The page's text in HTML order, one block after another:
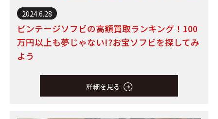
2024.6.28
ビンテージソフビの高額買取ランキング！100
万円以上も夢じゃない!?お宝ソフビを探してみ
よう
詳細を見る